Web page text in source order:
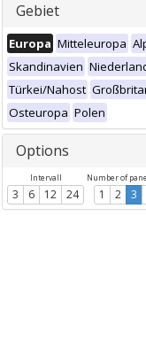
Gebiet
Europa Mitteleuropa
Skandinavien
Türkei/Nahost
Osteuropa Polen
Options
Intervall
3 6 12 24
Number of
1 2 3